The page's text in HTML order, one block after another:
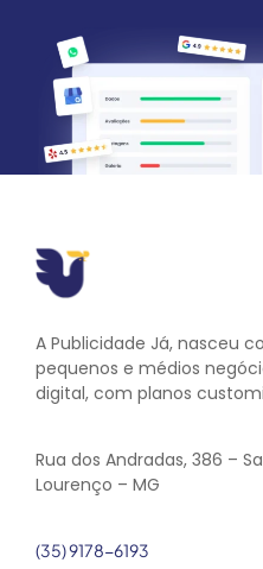
A Publicidade Já, nasceu
pequenos e médios
digital, com planos
Rua dos Andradas, 386 –
Lourenço – MG
(35) 9178-6193